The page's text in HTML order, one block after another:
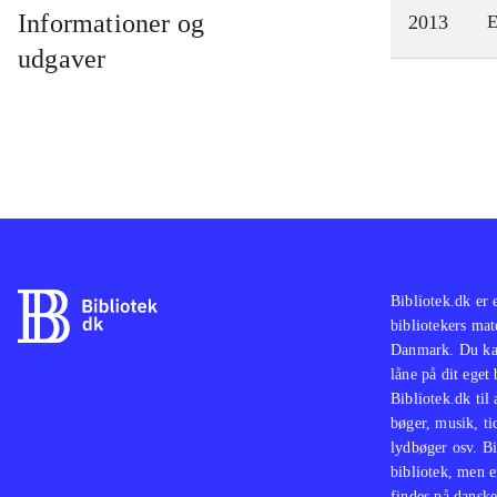
Informationer og
udgaver
2013
Bibliotek.dk er
bibliotekers
Danmark. Du
låne på dit
Bibliotek.dk til
bøger, musik,
lydbøger osv.
bibliotek, men